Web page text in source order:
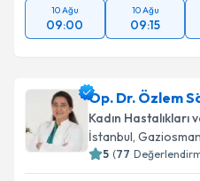
10 Ağu
09:00
10 Ağu
09:15
Op. Dr. Özlem
Kadın Hastalıkları
İstanbul,
5 (77